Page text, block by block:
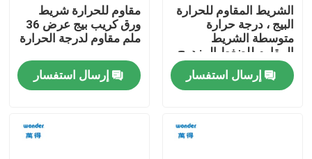
الشريط المقاوم للحرارة
البيج ، درجة حرارة
متوسطة الشريط
المقاوم للضغط المزدوج
إرسال استفسار
مقاوم للحرارة شريط
ورق كريب بيج عرض 36
ملم مقاوم لدرجة الحرارة
إرسال استفسار